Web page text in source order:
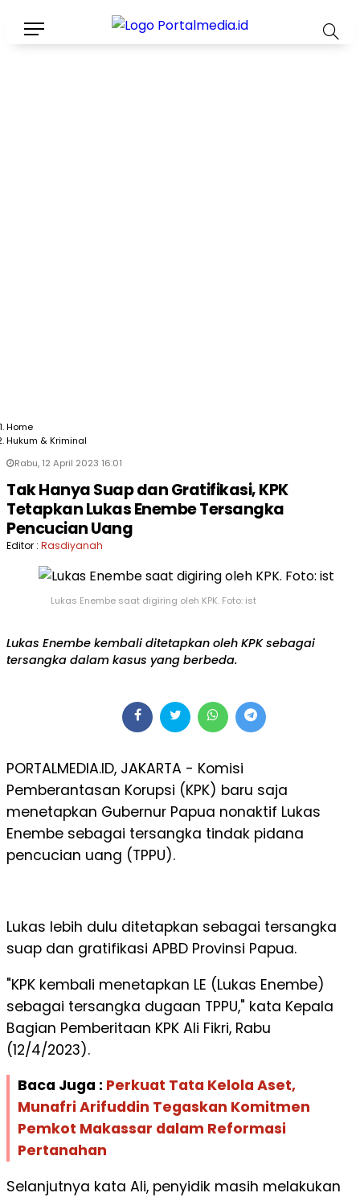
Home
Hukum & Kriminal
Rabu, 12 April 2023 16:01
Tak Hanya Suap dan Gratifikasi, KPK
Tetapkan Lukas Enembe Tersangka
Pencucian Uang
Editor : Rasdiyanah
Lukas Enembe saat digiring oleh KPK. Foto: ist
Lukas Enembe kembali ditetapkan oleh KPK sebagai
tersangka dalam kasus yang berbeda.
PORTALMEDIA.ID, JAKARTA - Komisi
Pemberantasan Korupsi (KPK) baru saja
menetapkan Gubernur Papua nonaktif Lukas
Enembe sebagai tersangka tindak pidana
pencucian uang (TPPU).
Lukas lebih dulu ditetapkan sebagai tersangka
suap dan gratifikasi APBD Provinsi Papua.
"KPK kembali menetapkan LE (Lukas Enembe)
sebagai tersangka dugaan TPPU," kata Kepala
Bagian Pemberitaan KPK Ali Fikri, Rabu
(12/4/2023).
Baca Juga : Perkuat Tata Kelola Aset,
Munafri Arifuddin Tegaskan Komitmen
Pemkot Makassar dalam Reformasi
Pertanahan
Selanjutnya kata Ali, penyidik masih melakukan